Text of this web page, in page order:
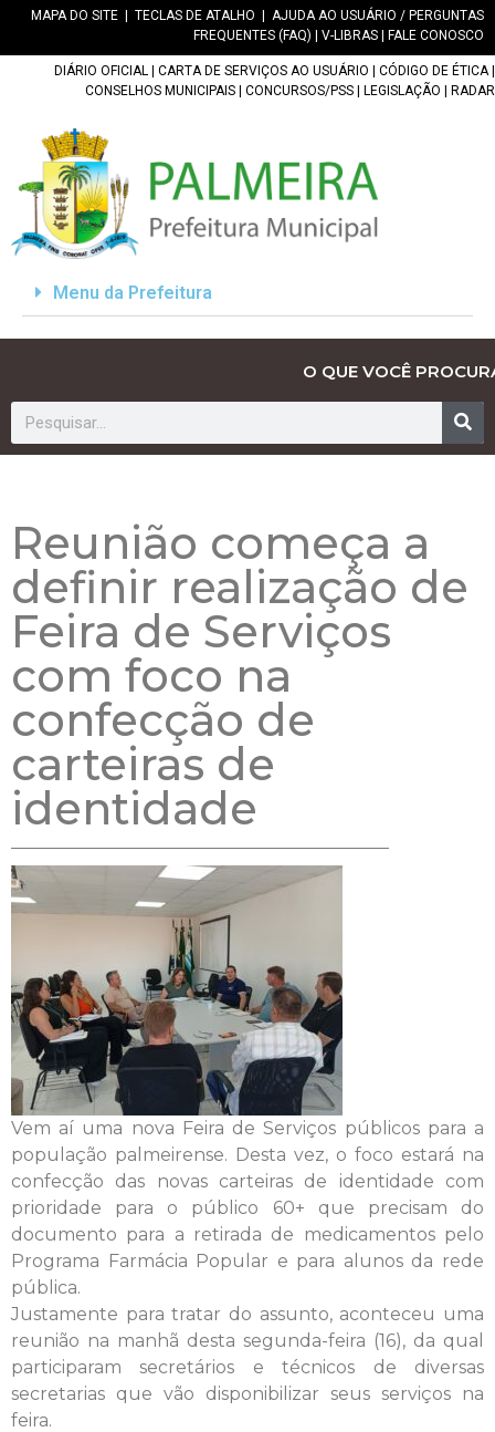
MAPA DO SITE TECLAS DE ATALHO
AJUDA AO USUÁRIO / PERGUNTAS
FREQUENTES (FAQ)
V-LIBRAS FALE CONOSCO
DIÁRIO OFICIAL CARTA DE SERVIÇOS AO USUÁRIO CÓDIGO DE ÉTICA|
CONSELHOS MUNICIPAIS
CONCURSOS/PSS LEGISLAÇÃO RADAR
Menu da Prefeitura
O QUE VOCÊ
Reunião começa a
definir realização de
Feira de Serviços
com foco na
confecção de
carteiras de
identidade
Vem aí uma nova Feira de Serviços públicos para a
população palmeirense. Desta vez, o foco estará na
confecção das novas carteiras de identidade com
prioridade para o público 60+ que precisam do
documento para a retirada de medicamentos pelo
Programa Farmácia Popular e para alunos da rede
pública.
Justamente para tratar do assunto, aconteceu uma
reunião na manhã desta segunda-feira (16), da qual
participaram secretários e técnicos de diversas
secretarias que vão disponibilizar seus serviços na
feira.